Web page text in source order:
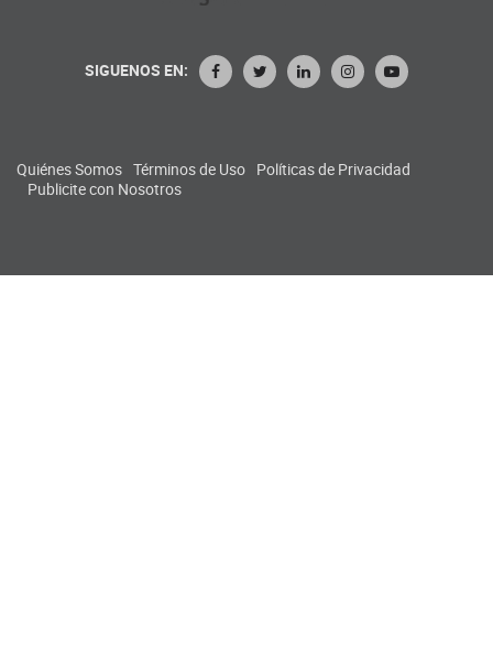
SIGUENOS EN:
Quiénes Somos Términos de Uso Políticas de Privacidad
Publicite con Nosotros